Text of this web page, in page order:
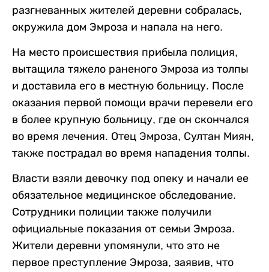
разгневанных жителей деревни собралась,
окружила дом Эмроза и напала на него.
На место происшествия прибыла полиция,
вытащила тяжело раненого Эмроза из толпы
и доставила его в местную больницу. После
оказания первой помощи врачи перевели его
в более крупную больницу, где он скончался
во время лечения. Отец Эмроза, Султан Миян,
также пострадал во время нападения толпы.
Власти взяли девочку под опеку и начали ее
обязательное медицинское обследование.
Сотрудники полиции также получили
официальные показания от семьи Эмроза.
Жители деревни упомянули, что это не
первое преступление Эмроза, заявив, что